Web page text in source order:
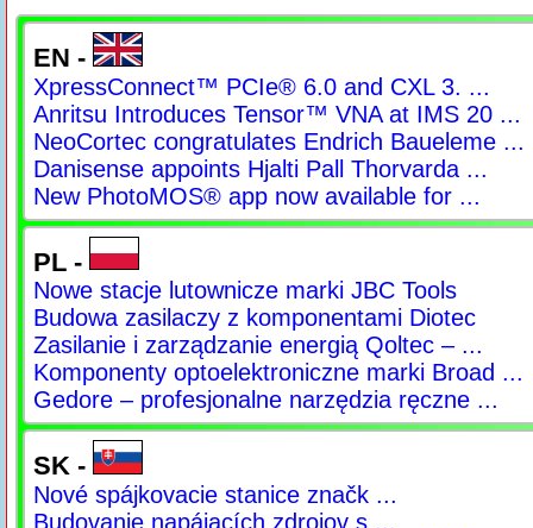
EN -
XpressConnect™ PCIe® 6.0 and CXL 3. ...
Anritsu Introduces Tensor™ VNA at IMS 20 ...
NeoCortec congratulates Endrich Baueleme ...
Danisense appoints Hjalti Pall Thorvarda ...
New PhotoMOS® app now available for ...
PL -
Nowe stacje lutownicze marki JBC Tools
Budowa zasilaczy z komponentami Diotec
Zasilanie i zarządzanie energią Qoltec – ...
Komponenty optoelektroniczne marki Broad ...
Gedore – profesjonalne narzędzia ręczne ...
SK -
Nové spájkovacie stanice značk ...
Budovanie napájacích zdrojov s ...